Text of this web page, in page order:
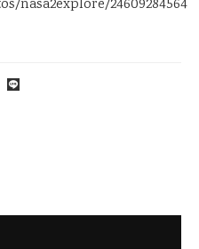
nasa2explore/24609284564